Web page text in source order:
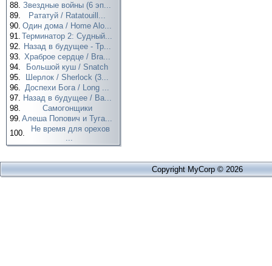
88. Звездные войны (6 эп...
89.
Рататуй / Ratatouill...
90. Один дома / Home Alo...
91. Терминатор 2: Судный...
92. Назад в будущее - Тр...
93. Храброе сердце / Bra...
94.
Большой куш / Snatch
95.
Шерлок / Sherlock (3...
96. Доспехи Бога / Long ...
97. Назад в будущее / Ba...
98.
Самогонщики
99. Алеша Попович и Туга...
100.
Не время для орехов
...
Copyright MyCorp © 2026